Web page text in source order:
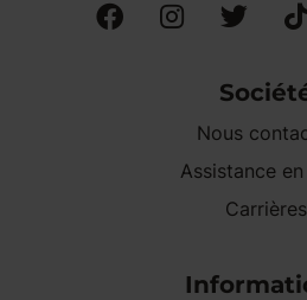
Nous
Assistance
Carrières